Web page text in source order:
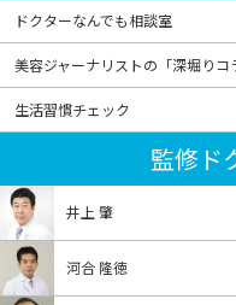
ドクターなんでも相談室
美容ジャーナリストの「深堀りコ
生活習慣チェック
監修ド
井上 肇
河合 隆徳